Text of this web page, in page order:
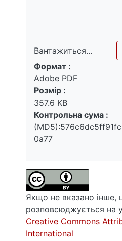
Вантажиться...
Вантажиться...
Формат :
Adobe PDF
Розмір :
357.6 KB
Контрольна сума :
0a77
Якщо не вказано інше,
розповсюджується на
Creative Commons
International